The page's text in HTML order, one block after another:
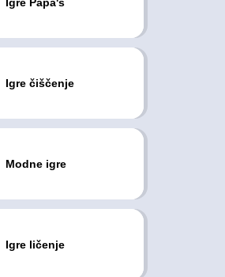
Igre čiščenje
Modne igre
Igre ličenje